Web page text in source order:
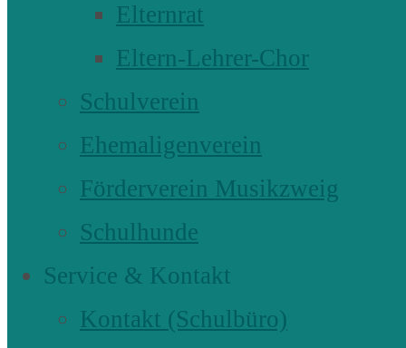
Elternrat
Eltern-Lehrer-Chor
Schulverein
Ehemaligenverein
Förderverein Musikzweig
Schulhunde
Service & Kontakt
Kontakt (Schulbüro)